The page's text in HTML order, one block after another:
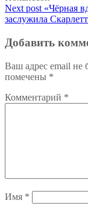
Next post «Чёрная
заслужила
Добавить
Ваш адрес email не
помечены *
Комментарий *
Имя *